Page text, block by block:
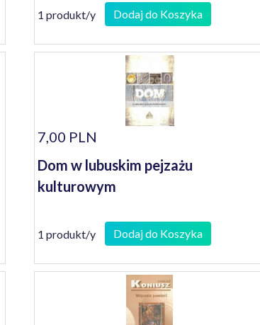
1 produkt/y Dodaj do Koszyka
7,00 PLN
Dom w lubuskim pejzażu
kulturowym
1 produkt/y Dodaj do Koszyka